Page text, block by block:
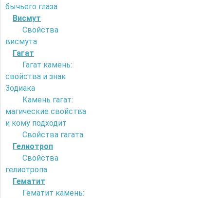
бычьего глаза
Висмут
Свойства
висмута
Гагат
Гагат камень:
свойства и знак
Зодиака
Камень гагат:
магические свойства
и кому подходит
Свойства гагата
Гелиотроп
Свойства
гелиотропа
Гематит
Гематит камень: